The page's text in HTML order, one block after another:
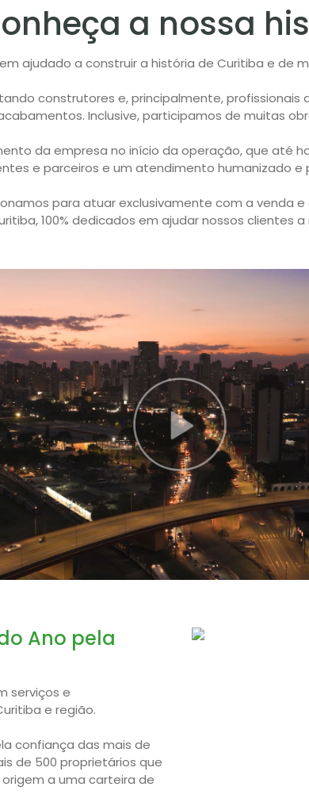
a nossa
ajudado a construir a história de Curitiba e de
construtores e, principalmente,
Inclusive, participamos de muitas
da empresa no início da operação, que até
e parceiros e um atendimento humanizado
para atuar exclusivamente com a venda
100% dedicados em ajudar nossos clientes
Ano pela
serviços e
e região.
confiança das mais de
de 500 proprietários que
origem a uma carteira de